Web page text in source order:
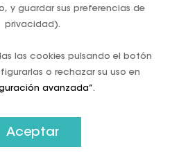
de pago resiliente. Funciona
de pago electrónico se caen
Ibérica, recuerda el BCE,
el dinero físico, al no depender
cada vez más extendida, de
y guardar sus preferencias de
privacidad).
las cookies pulsando el botón
o rechazar su uso en
avanzada”.
Aceptar